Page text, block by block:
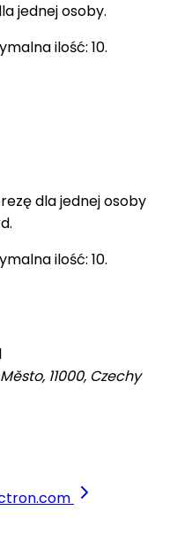
jednej osoby.
ilość: 10.
dla jednej osoby
ilość: 10.
11000, Czechy